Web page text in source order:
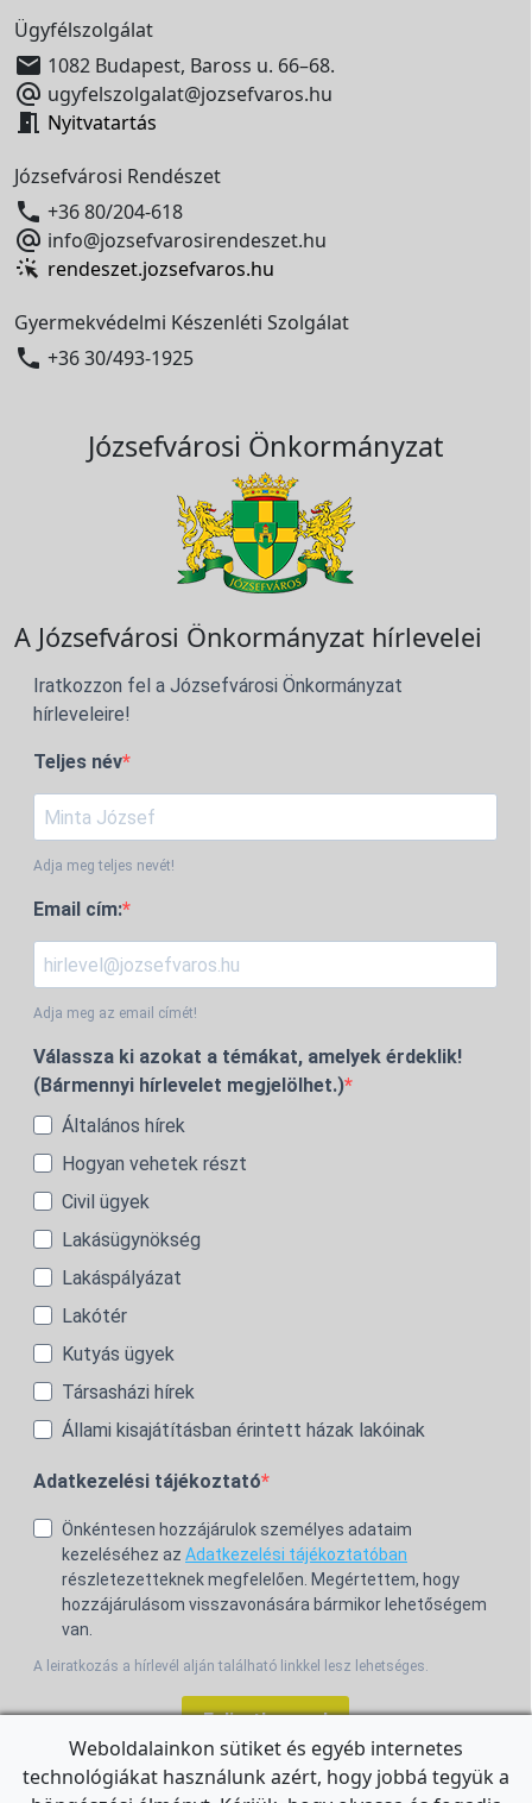
Ügyfélszolgálat
 1082 Budapest, Baross u. 66–68.
 ugyfelszolgalat@jozsefvaros.hu
 Nyitvatartás
Józsefvárosi Rendészet
 +36 80/204-618
 info@jozsefvarosirendeszet.hu
rendeszet.jozsefvaros.hu
Gyermekvédelmi Készenléti Szolgálat
 +36 30/493-1925
Józsefvárosi Önkormányzat
A Józsefvárosi Önkormányzat hírlevelei
Iratkozzon fel a Józsefvárosi Önkormányzat
hírleveleire!
Teljes név
Adja meg teljes nevét!
Email cím:
Adja meg az email címét!
Válassza ki azokat a témákat, amelyek érdeklik!
(Bármennyi hírlevelet megjelölhet.)
Általános hírek
Hogyan vehetek részt
Civil ügyek
Lakásügynökség
Lakáspályázat
Lakótér
Kutyás ügyek
Társasházi hírek
Állami kisajátításban érintett házak lakóinak
Adatkezelési tájékoztató
Önkéntesen hozzájárulok személyes adataim
kezeléséhez az Adatkezelési tájékoztatóban
részletezetteknek megfelelően. Megértettem, hogy
hozzájárulásom visszavonására bármikor lehetőségem
van.
A leiratkozás a hírlevél alján található linkkel lesz lehetséges.
Feliratkozom!
Weboldalainkon sütiket és egyéb internetes
technológiákat használunk azért, hogy jobbá tegyük a